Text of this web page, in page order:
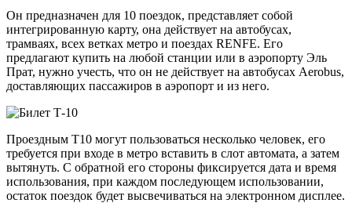
Он предназначен для 10 поездок, представляет собой
интегрированную карту, она действует на автобусах,
трамваях, всех ветках метро и поездах RENFE. Его
предлагают купить на любой станции или в аэропорту Эль
Прат, нужно учесть, что он не действует на автобусах Aerobus,
доставляющих пассажиров в аэропорт и из него.
Проездным Т10 могут пользоваться несколько человек, его
требуется при входе в метро вставить в слот автомата, а затем
вытянуть. С обратной его стороны фиксируется дата и время
использования, при каждом последующем использовании,
остаток поездок будет высвечиваться на электронном дисплее.